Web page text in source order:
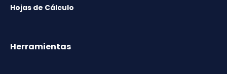
Hojas de Cálculo
Herramientas